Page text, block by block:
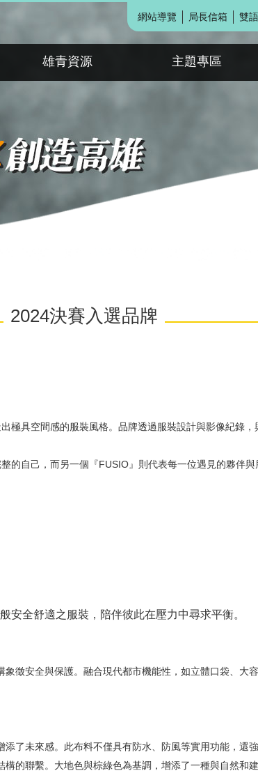
網站導覽 局長信箱 雙
雄青資源 主題專區
2024決賽入選品牌
極具空間感的服裝風格。品牌透過服裝設計與影像紀錄
的自己，而另一個『FUSIO』則代表每一位遇見的夥伴
安全舒適之服裝，陪伴彼此在壓力中尋求平衡。
徵安全與保護。融合現代都市機能性，如立體口袋、大
了未來感。此布料不僅具有防水、防風等實用功能，還
的聯繫。大地色與棕綠色為基調，增添了一種與自然和